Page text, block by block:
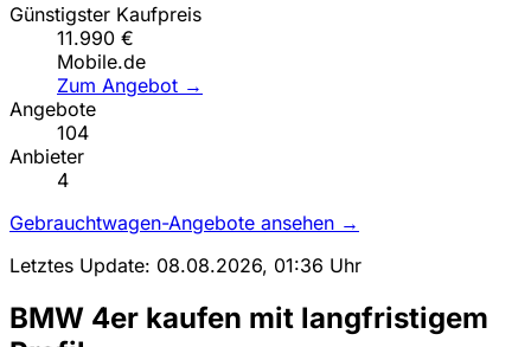
Günstigster Kaufpreis
11.990 €
Mobile.de
Zum Angebot →
Angebote
104
Anbieter
4
Gebrauchtwagen-Angebote ansehen →
Letztes Update: 08.08.2026, 01:36 Uhr
BMW 4er kaufen mit langfristigem